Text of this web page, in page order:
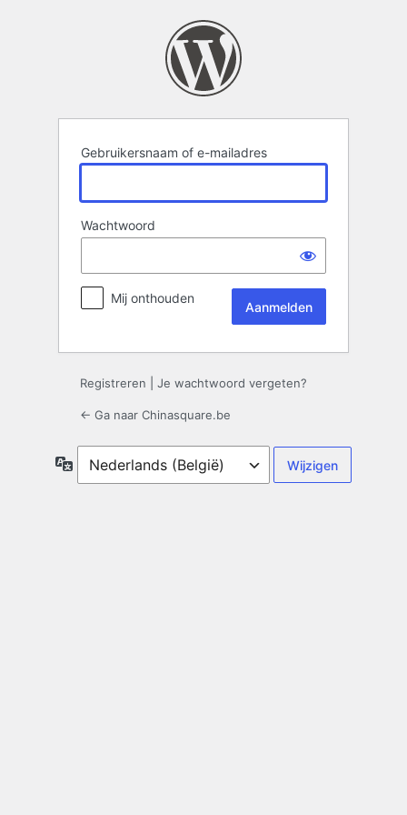
Gebruikersnaam of e-mailadres
Wachtwoord
Mij onthouden
Registreren Je wachtwoord vergeten?
← Ga naar Chinasquare.be
Taal